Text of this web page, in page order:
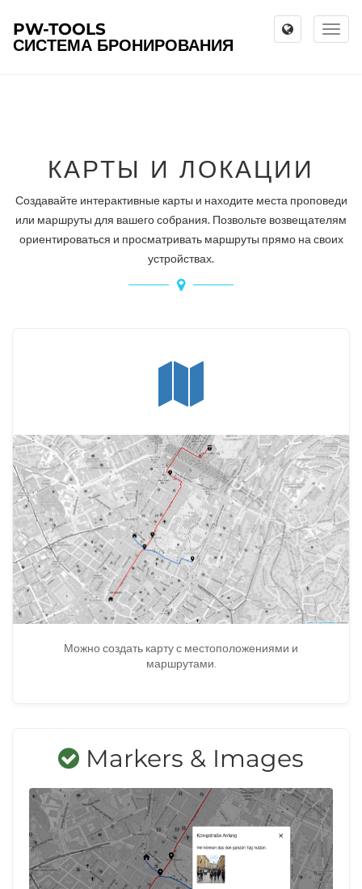
Toggle
PW-TOOLS
СИСТЕМА БРОНИРОВАНИЯ
КАРТЫ И ЛОКАЦИИ
Создавайте интерактивные карты и находите места проповеди
или маршруты для вашего собрания. Позвольте возвещателям
ориентироваться и просматривать маршруты прямо на своих
устройствах.
Можно создать карту с местоположениями и
маршрутами.
Markers & Images